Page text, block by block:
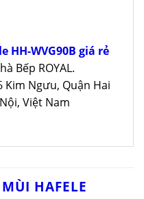
HH-WVG90B giá rẻ
Bếp ROYAL.
Ngưu, Quận Hai
Việt Nam
HAFELE